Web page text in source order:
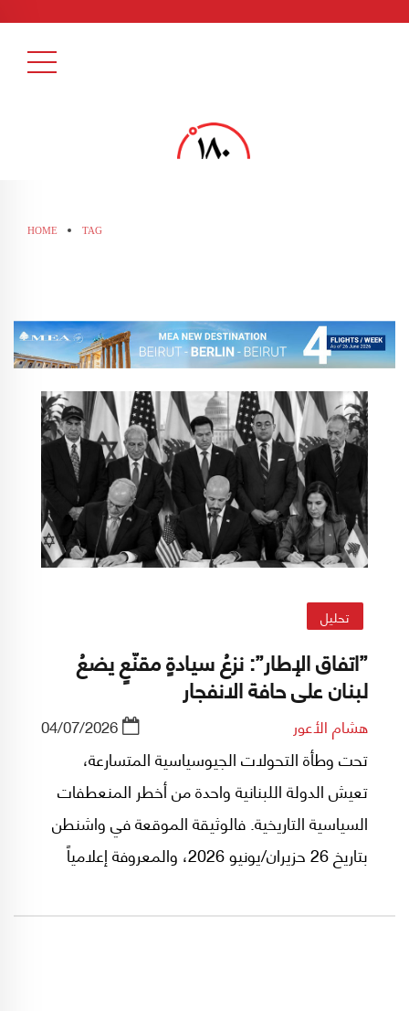
HOME TAG
تحليل
​”اتفاق الإطار”: نزعُ سيادةٍ مقنّعٍ يضعُ
لبنان على حافة الانفجار
هشام الأعور 04/07/2026
​تحت وطأة التحولات الجيوسياسية المتسارعة،
تعيش الدولة اللبنانية واحدة من أخطر المنعطفات
السياسية التاريخية. فالوثيقة الموقعة في واشنطن
بتاريخ 26 حزيران/يونيو 2026، والمعروفة إعلامياً
الولايات المتحدة، لا يمكن قراءتها كإنجاز دبلوماسي